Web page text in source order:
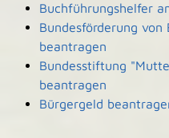
Buchführungshelfer
Bundesförderung
beantragen
Bundesstiftung
beantragen
Bürgergeld